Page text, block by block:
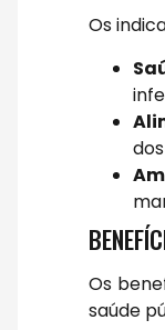
Os
Os
saúde